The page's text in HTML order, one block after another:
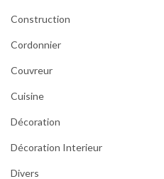
Construction
Cordonnier
Couvreur
Cuisine
Décoration
Décoration Interieur
Divers